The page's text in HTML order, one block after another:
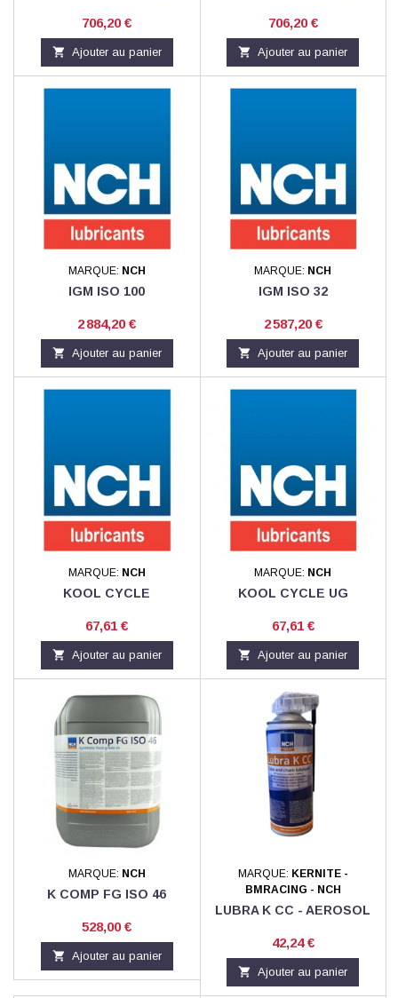
Prix
706,20 €
 Ajouter au panier
Prix
706,20 €
 Ajouter au panier
MARQUE: NCH
IGM ISO 100
Prix
2 884,20 €
 Ajouter au panier
MARQUE: NCH
IGM ISO 32
Prix
2 587,20 €
 Ajouter au panier
MARQUE: NCH
KOOL CYCLE
Prix
67,61 €
 Ajouter au panier
MARQUE: NCH
KOOL CYCLE UG
Prix
67,61 €
 Ajouter au panier
MARQUE: NCH
K COMP FG ISO 46
Prix
528,00 €
 Ajouter au panier
MARQUE: KERNITE -
BMRACING - NCH
LUBRA K CC - AEROSOL
Prix
42,24 €
 Ajouter au panier